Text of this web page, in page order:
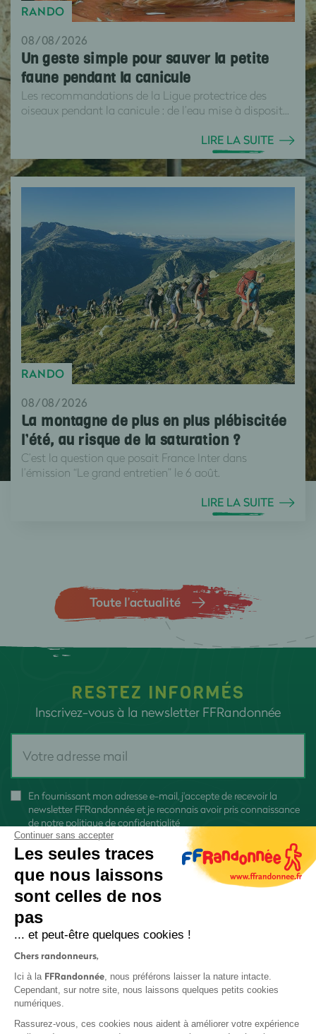
RANDO
08/08/2026
Un geste simple pour sauver la petite
faune pendant la canicule
Les recommandations de la Ligue protectrice des
oiseaux pendant la canicule : de l’eau mise à disposit...
LIRE LA SUITE
RANDO
08/08/2026
La montagne de plus en plus plébiscitée
l’été, au risque de la saturation ?
C’est la question que posait France Inter dans
l’émission “Le grand entretien” le 6 août.
LIRE LA SUITE
Toute l’actualité
RESTEZ INFORMÉS
Inscrivez-vous à la newsletter FFRandonnée
En fournissant mon adresse e-mail, j'accepte de recevoir la
newsletter FFRandonnée et je reconnais avoir pris connaissance
de notre politique de confidentialité
Continuer sans accepter
Les seules traces
que nous laissons
sont celles de nos
pas
... et peut-être quelques cookies !
Chers randonneurs,
Ici à la FFRandonnée, nous préférons laisser la nature intacte.
Cependant, sur notre site, nous laissons quelques petits cookies
numériques.
Rassurez-vous, ces cookies nous aident à améliorer votre expérience